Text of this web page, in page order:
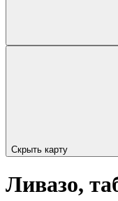
Скрыть карту
Ливазо,